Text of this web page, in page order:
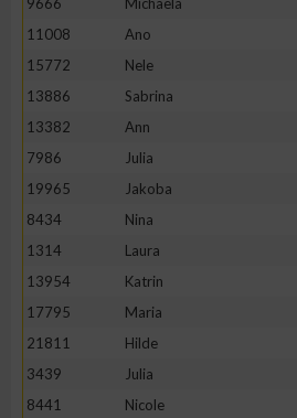
11008
Ano
15772
Nele
13886
Sabrina
13382
Ann
7986
Julia
19965
Jakoba
8434
Nina
1314
Laura
13954
Katrin
17795
Maria
21811
Hilde
3439
Julia
8441
Nicole
Erstellung von Profilen zur
Messung der Werbeleistung
Messung der Performance von
Analyse von Zielgruppen durch
Entwicklung und Verbesserung der